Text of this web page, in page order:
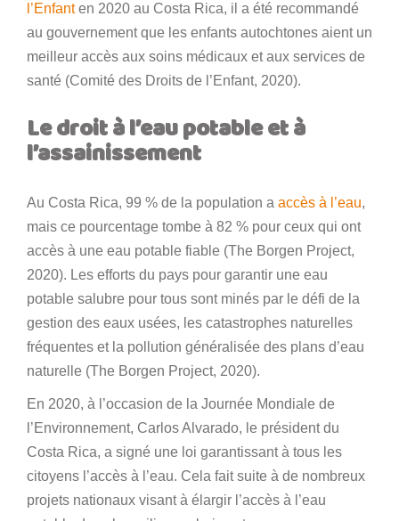
l’Enfanten 2020 au Costa Rica, il a été recommandé
au gouvernement que les enfants autochtones aient un
meilleur accès aux soins médicaux et aux services de
santé (Comité des Droits de l’Enfant, 2020).
Le droit à l’eau potable et à
l’assainissement
Au Costa Rica, 99 % de la population a accès à l’eau,
mais ce pourcentage tombe à 82 % pour ceux qui ont
accès à une eau potable fiable (The Borgen Project,
2020). Les efforts du pays pour garantir une eau
potable salubre pour tous sont minés par le défi de la
gestion des eaux usées, les catastrophes naturelles
fréquentes et la pollution généralisée des plans d’eau
naturelle (The Borgen Project, 2020).
En 2020, à l’occasion de la Journée Mondiale de
l’Environnement, Carlos Alvarado, le président du
Costa Rica, a signé une loi garantissant à tous les
citoyens l’accès à l’eau. Cela fait suite à de nombreux
projets nationaux visant à élargir l’accès à l’eau